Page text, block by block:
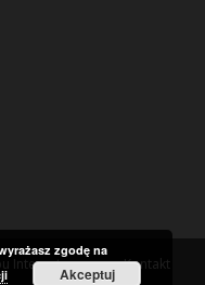
Internetowego Kontakt
zgodę na
Akceptuj